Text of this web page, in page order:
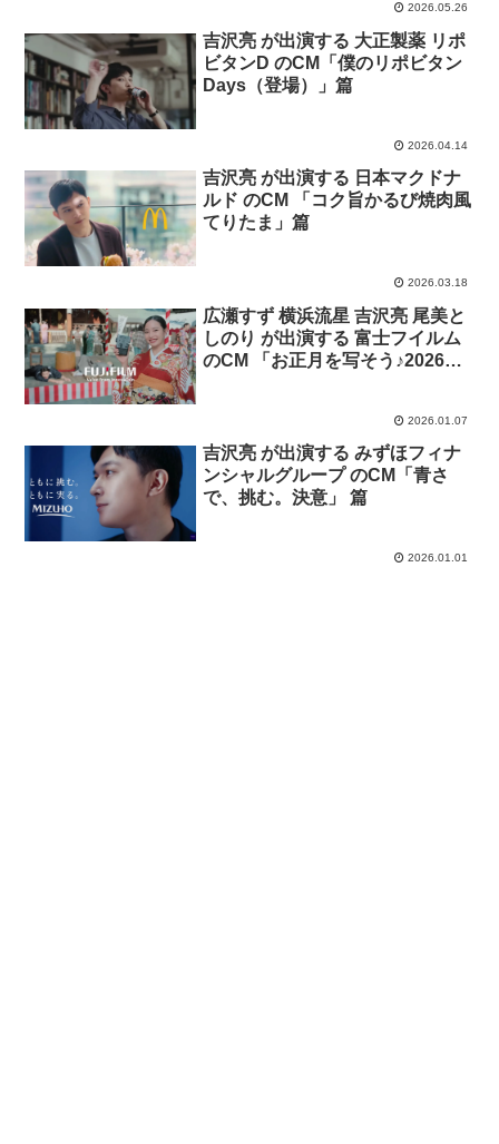
2026.05.26
吉沢亮 が出演する 大正製薬 リポ
ビタンD のCM「僕のリポビタン
Days（登場）」篇
2026.04.14
吉沢亮 が出演する 日本マクドナ
ルド のCM 「コク旨かるび焼肉風
てりたま」篇
2026.03.18
広瀬すず 横浜流星 吉沢亮 尾美と
しのり が出演する 富士フイルム
のCM 「お正月を写そう♪2026
2026.01.07
吉沢亮 が出演する みずほフィナ
ンシャルグループ のCM「青さ
で、挑む。決意」 篇
2026.01.01